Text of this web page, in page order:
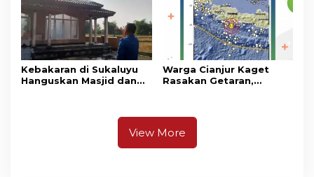
Kebakaran di Sukaluyu
Hanguskan Masjid dan
Warga Cianjur Kaget
Rasakan Getaran,
Pangandaran
View More